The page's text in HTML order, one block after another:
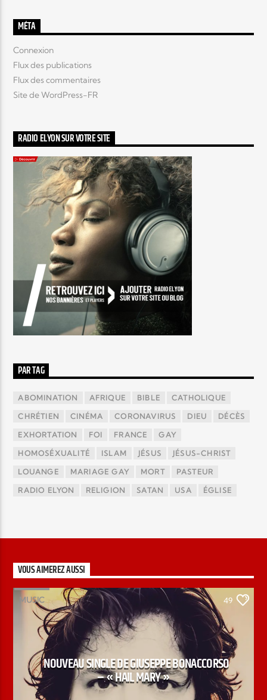
MÉTA
Connexion
Flux des publications
Flux des commentaires
Site de WordPress-FR
RADIO ELYON SUR VOTRE SITE
PAR TAG
ABOMINATION AFRIQUE BIBLE CATHOLIQUE
CHRÉTIEN CINÉMA CORONAVIRUS DIEU DÉCÈS
EXHORTATION FOI FRANCE GAY
HOMOSÉXUALITÉ ISLAM JÉSUS JÉSUS-CHRIST
LOUANGE MARIAGE GAY MORT PASTEUR
RADIO ELYON RELIGION SATAN USA ÉGLISE
VOUS AIMEREZ AUSSI
MUSIC 49
NOUVEAU SINGLE DE GIUSEPPE BONACCORSO
– « HAIL MARY »